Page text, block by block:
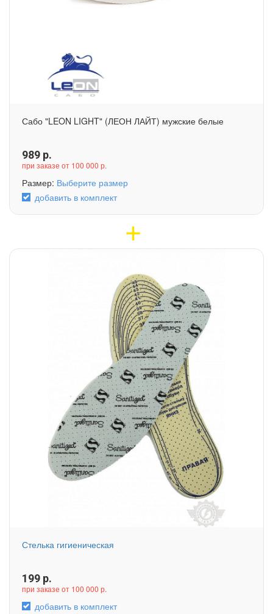
Сабо "LEON LIGHT" (ЛЕОН ЛАЙТ) мужские белые
989 р.
при заказе от 100 000 р.
Размер: Выберите размер
добавить в комплект
Стелька гигиеническая
199 р.
при заказе от 100 000 р.
добавить в комплект